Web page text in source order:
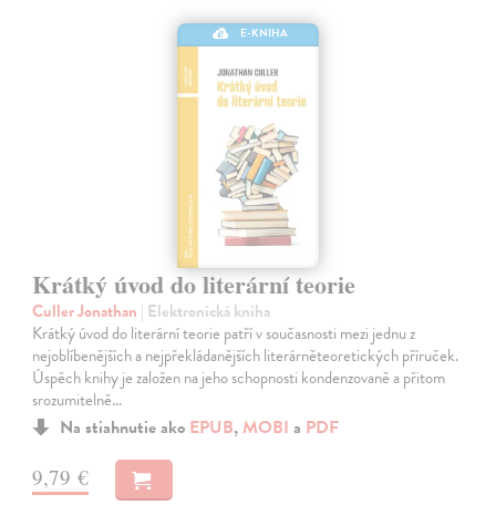
E-KNIHA
Krátký úvod do literární teorie
Culler Jonathan | Elektronická kniha
Krátký úvod do literární teorie patří v současnosti mezi jednu z
nejoblíbenějších a nejpřekládanějších literárněteoretických příruček.
Úspěch knihy je založen na jeho schopnosti kondenzovaně a přitom
srozumitelně…
Na stiahnutie ako EPUB, MOBI a PDF
9,79 €